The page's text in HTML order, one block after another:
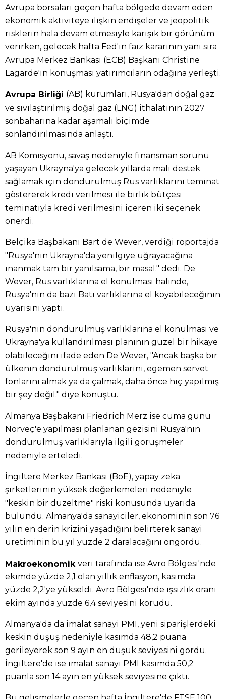
Avrupa borsaları geçen hafta bölgede devam eden
ekonomik aktiviteye ilişkin endişeler ve jeopolitik
risklerin hala devam etmesiyle karışık bir görünüm
verirken, gelecek hafta Fed'in faiz kararının yanı sıra
Avrupa Merkez Bankası (ECB) Başkanı Christine
Lagarde'ın konuşması yatırımcıların odağına yerleşti.
Avrupa Birliği (AB) kurumları, Rusya'dan doğal gaz
ve sıvılaştırılmış doğal gaz (LNG) ithalatının 2027
sonbaharına kadar aşamalı biçimde
sonlandırılmasında anlaştı.
AB Komisyonu, savaş nedeniyle finansman sorunu
yaşayan Ukrayna'ya gelecek yıllarda mali destek
sağlamak için dondurulmuş Rus varlıklarını teminat
göstererek kredi verilmesi ile birlik bütçesi
teminatıyla kredi verilmesini içeren iki seçenek
önerdi.
Belçika Başbakanı Bart de Wever, verdiği röportajda
"Rusya'nın Ukrayna'da yenilgiye uğrayacağına
inanmak tam bir yanılsama, bir masal." dedi. De
Wever, Rus varlıklarına el konulması halinde,
Rusya'nın da bazı Batı varlıklarına el koyabileceğinin
uyarısını yaptı.
Rusya'nın dondurulmuş varlıklarına el konulması ve
Ukrayna'ya kullandırılması planının güzel bir hikaye
olabileceğini ifade eden De Wever, "Ancak başka bir
ülkenin dondurulmuş varlıklarını, egemen servet
fonlarını almak ya da çalmak, daha önce hiç yapılmış
bir şey değil." diye konuştu.
Almanya Başbakanı Friedrich Merz ise cuma günü
Norveç'e yapılması planlanan gezisini Rusya'nın
dondurulmuş varlıklarıyla ilgili görüşmeler
nedeniyle erteledi.
İngiltere Merkez Bankası (BoE), yapay zeka
şirketlerinin yüksek değerlemeleri nedeniyle
"keskin bir düzeltme" riski konusunda uyarıda
bulundu. Almanya'da sanayiciler, ekonominin son 76
yılın en derin krizini yaşadığını belirterek sanayi
üretiminin bu yıl yüzde 2 daralacağını öngördü.
Makroekonomik veri tarafında ise Avro Bölgesi'nde
ekimde yüzde 2,1 olan yıllık enflasyon, kasımda
yüzde 2,2'ye yükseldi. Avro Bölgesi'nde işsizlik oranı
ekim ayında yüzde 6,4 seviyesini korudu.
Almanya'da da imalat sanayi PMI, yeni siparişlerdeki
keskin düşüş nedeniyle kasımda 48,2 puana
gerileyerek son 9 ayın en düşük seviyesini gördü.
İngiltere'de ise imalat sanayi PMI kasımda 50,2
puanla son 14 ayın en yüksek seviyesine çıktı.